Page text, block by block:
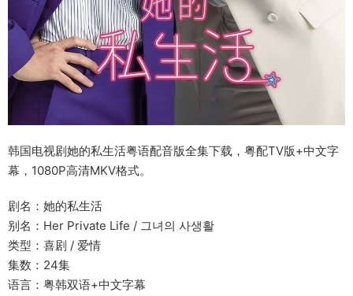
韩国电视剧她的私生活粤语配音版全集下载，粤配TV版+中文字
幕，1080P高清MKV格式。
剧名：她的私生活
别名：Her Private Life / 그녀의 사생활
类型：喜剧 / 爱情
集数：24集
语言：粤韩双语+中文字幕